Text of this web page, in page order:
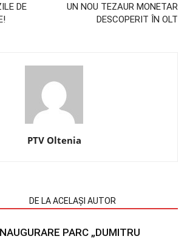
DE
UN NOU TEZAUR MONETAR
DESCOPERIT ÎN OLT
PTV Oltenia
DE LA ACELAȘI AUTOR
PARC „DUMITRU